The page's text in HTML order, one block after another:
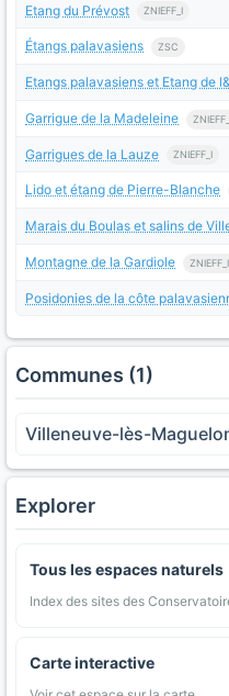
Etang du Prévost ZNIEFF_I
Étangs palavasiens ZSC
Etangs palavasiens et Etang de
Garrigue de la Madeleine
Garrigues de la Lauze ZNIEFF_I
Lido et étang de Pierre-Blanche
Marais du Boulas et salins de
Montagne de la Gardiole
Posidonies de la côte
Communes (1)
Villeneuve-lès-
Explorer
Tous les espaces naturels
Index des sites des
Carte interactive